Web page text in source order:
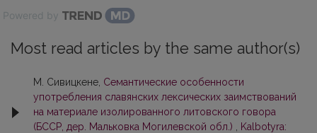
Powered by
Most read articles by the same author(s)
М. Сивицкене, Семантические особенности
употребления славянских лексических заимствований
на материале изолированного литовского говора
(БССР, дер. Мальковка Могилевской обл.)
Kalbotyra: